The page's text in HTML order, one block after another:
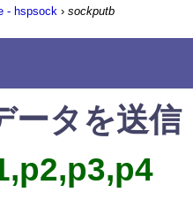
- hspsock › sockputb
ータを送信